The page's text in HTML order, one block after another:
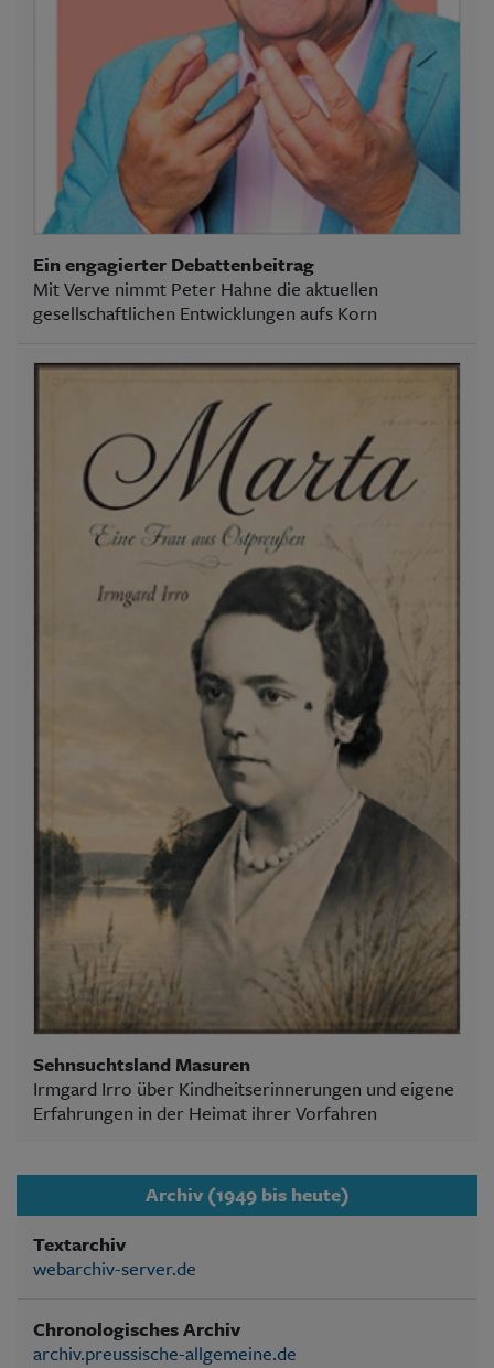
Ein engagierter Debattenbeitrag
Mit Verve nimmt Peter Hahne die aktuellen
gesellschaftlichen Entwicklungen aufs Korn
Sehnsuchtsland Masuren
Irmgard Irro über Kindheitserinnerungen und eigene
Erfahrungen in der Heimat ihrer Vorfahren
Archiv (1949 bis heute)
Textarchiv
webarchiv-server.de
Chronologisches Archiv
archiv.preussische-allgemeine.de